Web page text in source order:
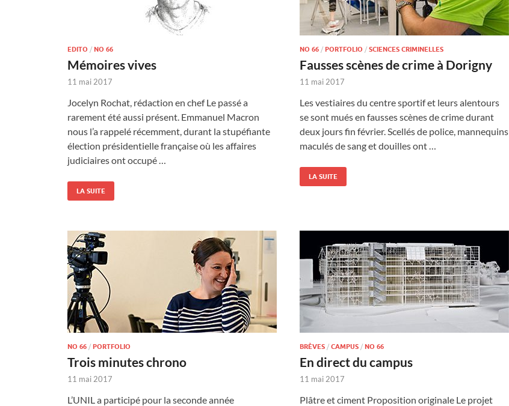
EDITO / NO 66
Mémoires vives
11 mai 2017
Jocelyn Rochat, rédaction en chef Le passé a
rarement été aussi présent. Emmanuel Macron
nous l’a rappelé récemment, durant la stupéfiante
élection présidentielle française où les affaires
judiciaires ont occupé …
LA SUITE
NO 66 / PORTFOLIO / SCIENCES CRIMINELLES
Fausses scènes de crime à Dorigny
11 mai 2017
Les vestiaires du centre sportif et leurs alentours
se sont mués en fausses scènes de crime durant
deux jours fin février. Scellés de police, mannequins
maculés de sang et douilles ont …
LA SUITE
NO 66 / PORTFOLIO
Trois minutes chrono
11 mai 2017
L’UNIL a participé pour la seconde année
BRÈVES / CAMPUS / NO 66
En direct du campus
11 mai 2017
Plâtre et ciment Proposition originale Le projet